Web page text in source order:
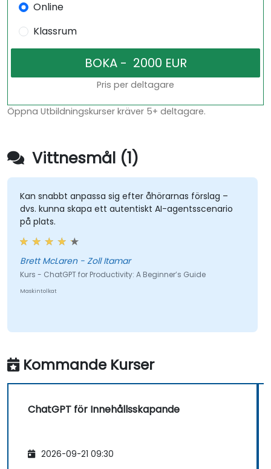
Online
Klassrum
Pris per deltagare
Öppna Utbildningskurser kräver 5+ deltagare.
Vittnesmål (1)
Kan snabbt anpassa sig efter åhörarnas förslag –
dvs. kunna skapa ett autentiskt AI-agentsscenario
på plats.
Brett McLaren - Zoll Itamar
Kurs - ChatGPT for Productivity: A Beginner’s Guide
Maskintolkat
Kommande Kurser
ChatGPT för Innehållsskapande
2026-09-21 09:30